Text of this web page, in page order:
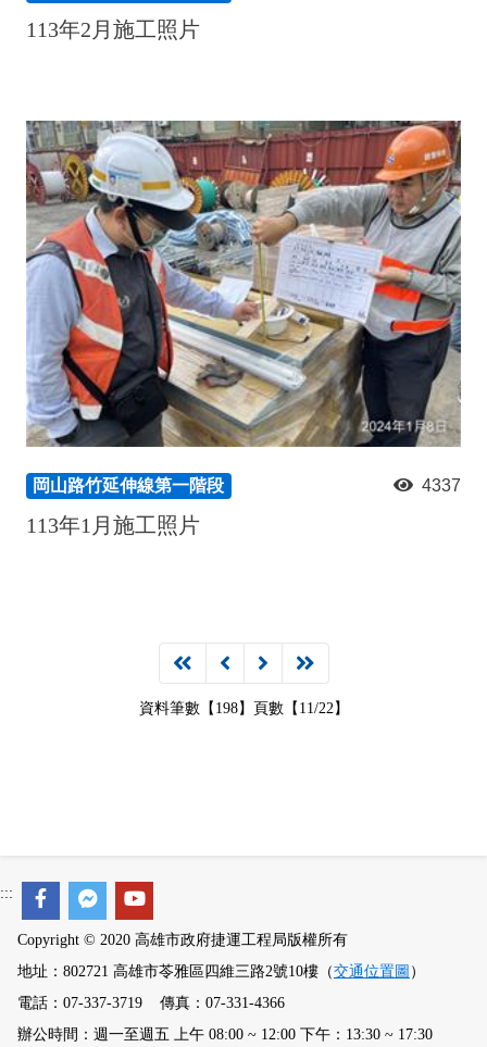
113年2月施工照片
岡山路竹延伸線第一階段 4337
113年1月施工照片
資料筆數【198】頁數【11/22】
:::
Copyright © 2020 高雄市政府捷運工程局版權所有
地址：802721 高雄市苓雅區四維三路2號10樓（交通位置圖 ）
電話：07-337-3719 傳真：07-331-4366
辦公時間：週一至週五 上午 08:00 ~ 12:00 下午：13:30 ~ 17:30